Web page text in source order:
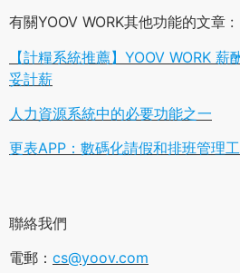
有關YOOV WORK其他功能的文章 :
【計糧系統推薦】YOOV WORK
妥計薪
人力資源系統中的必要功能之一
更表APP：數碼化請假和排班管理
聯絡我們
電郵： cs@yoov.com